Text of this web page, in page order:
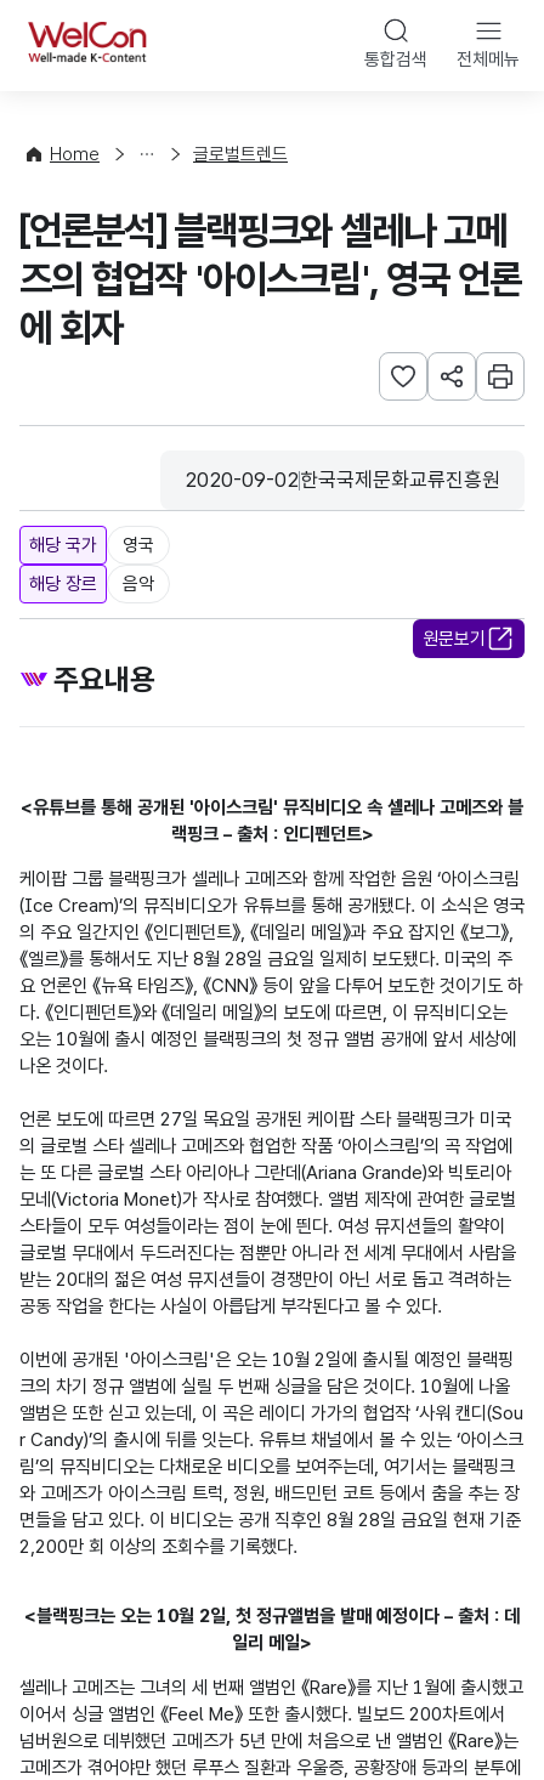
WelCon 통합검색 전체메뉴
Home
향
계
글로벌트렌드
[언론분석] 블랙핑크와 셀레나 고메
즈의 협업작 '아이스크림', 영국 언론
에 회자
관심사 등록하기
URL 공유하
인쇄
등록일
2020-09-02
수집기관
한국국제문화교류진흥원
해당 국가
영국
해당 장르
음악
원문보기
주요내용
<유튜브를 통해 공개된 '아이스크림' 뮤직비디오 속 셀레나 고메즈와 블
랙핑크 – 출처 : 인디펜던트>
케이팝 그룹 블랙핑크가 셀레나 고메즈와 함께 작업한 음원 ‘아이스크림
(Ice Cream)’의 뮤직비디오가 유튜브를 통해 공개됐다. 이 소식은 영국
의 주요 일간지인 《인디펜던트》, 《데일리 메일》과 주요 잡지인 《보그》,
《엘르》를 통해서도 지난 8월 28일 금요일 일제히 보도됐다. 미국의 주
요 언론인 《뉴욕 타임즈》, 《CNN》 등이 앞을 다투어 보도한 것이기도 하
다. 《인디펜던트》와 《데일리 메일》의 보도에 따르면, 이 뮤직비디오는
오는 10월에 출시 예정인 블랙핑크의 첫 정규 앨범 공개에 앞서 세상에
나온 것이다.
언론 보도에 따르면 27일 목요일 공개된 케이팝 스타 블랙핑크가 미국
의 글로벌 스타 셀레나 고메즈와 협업한 작품 ‘아이스크림’의 곡 작업에
는 또 다른 글로벌 스타 아리아나 그란데(Ariana Grande)와 빅토리아
모네(Victoria Monet)가 작사로 참여했다. 앨범 제작에 관여한 글로벌
스타들이 모두 여성들이라는 점이 눈에 띈다. 여성 뮤지션들의 활약이
글로벌 무대에서 두드러진다는 점뿐만 아니라 전 세계 무대에서 사람을
받는 20대의 젊은 여성 뮤지션들이 경쟁만이 아닌 서로 돕고 격려하는
공동 작업을 한다는 사실이 아릅답게 부각된다고 볼 수 있다.
이번에 공개된 '아이스크림'은 오는 10월 2일에 출시될 예정인 블랙핑
크의 차기 정규 앨범에 실릴 두 번째 싱글을 담은 것이다. 10월에 나올
앨범은 또한 싣고 있는데, 이 곡은 레이디 가가의 협업작 ‘사워 캔디(Sou
r Candy)’의 출시에 뒤를 잇는다. 유튜브 채널에서 볼 수 있는 ‘아이스크
림’의 뮤직비디오는 다채로운 비디오를 보여주는데, 여기서는 블랙핑크
와 고메즈가 아이스크림 트럭, 정원, 배드민턴 코트 등에서 춤을 추는 장
면들을 담고 있다. 이 비디오는 공개 직후인 8월 28일 금요일 현재 기준
2,200만 회 이상의 조회수를 기록했다.
<블랙핑크는 오는 10월 2일, 첫 정규앨범을 발매 예정이다 – 출처 : 데
일리 메일>
셀레나 고메즈는 그녀의 세 번째 앨범인 《Rare》를 지난 1월에 출시했고
이어서 싱글 앨범인 《Feel Me》 또한 출시했다. 빌보드 200차트에서
넘버원으로 데뷔했던 고메즈가 5년 만에 처음으로 낸 앨범인 《Rare》는
고메즈가 겪어야만 했던 루푸스 질환과 우울증, 공황장애 등과의 분투에